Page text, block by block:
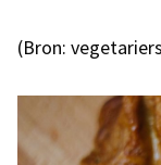
(Bron: